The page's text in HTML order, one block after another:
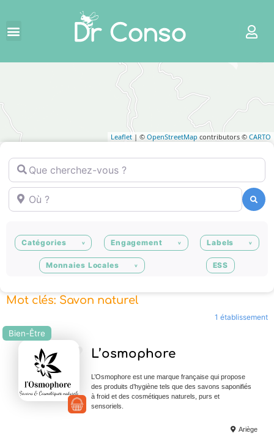
Leaflet | © OpenStreetMap contributors © CARTO
Que cherchez-vous ?
Où ?
Catégories Engagement Labels
Monnaies Locales ESS
Mot clés: Savon naturel
1 établissement
Bien-Être
L’osmophore
L’Osmophore est une marque française qui propose
des produits d’hygiène tels que des savons saponifiés
à froid et des cosmétiques naturels, purs et
sensoriels.
Ariège